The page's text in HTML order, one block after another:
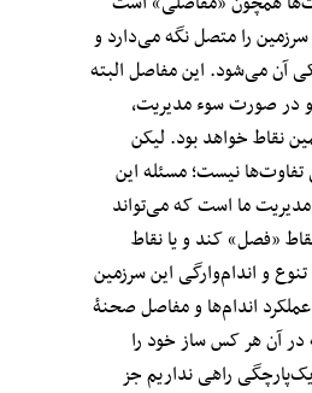
را متصل نگه می‌دارد و
آن می‌شود. این مفاصل البته
صورت سوء مدیریت،
نقاط خواهد بود. لیکن
تفاوت‌ها نیست؛ مسئله این
ما است که می‌تواند
«فصل» کند و یا نقاط
و اندام‌وارگی این سرزمین
اندام‌ها و مفاصل صحنۀ
آن هر کس ساز خود را
راهی نداریم جز